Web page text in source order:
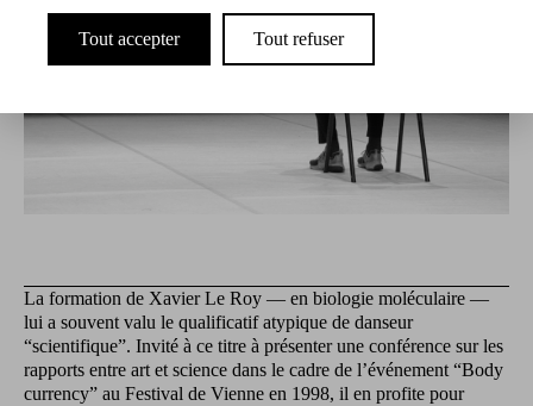
La formation de Xavier Le Roy — en biologie moléculaire —
lui a souvent valu le qualificatif atypique de danseur
“scientifique”. Invité à ce titre à présenter une conférence sur les
rapports entre art et science dans le cadre de l’événement “Body
currency” au Festival de Vienne en 1998, il en profite pour
Tout accepter Tout refuser